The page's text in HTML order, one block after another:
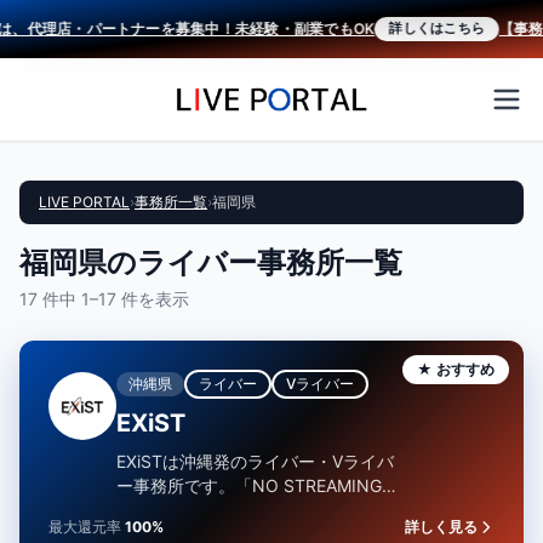
代理店・パートナーを募集中！未経験・副業でもOK 詳しくはこちら 【事
LIVE PORTAL ›事務所一覧›福岡県
福岡県のライバー事務所一覧
17 件中 1–17 件を表示
★ おすすめ
沖縄県
ライバー Vライバー
EXiST
EXiSTは沖縄発のライバー・Vライバ
ー事務所です。「NO STREAMING,
イタ…
最大還元率 100% 詳しく見る